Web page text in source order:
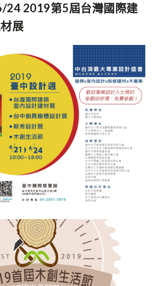
2019第5屆台灣國際建
展